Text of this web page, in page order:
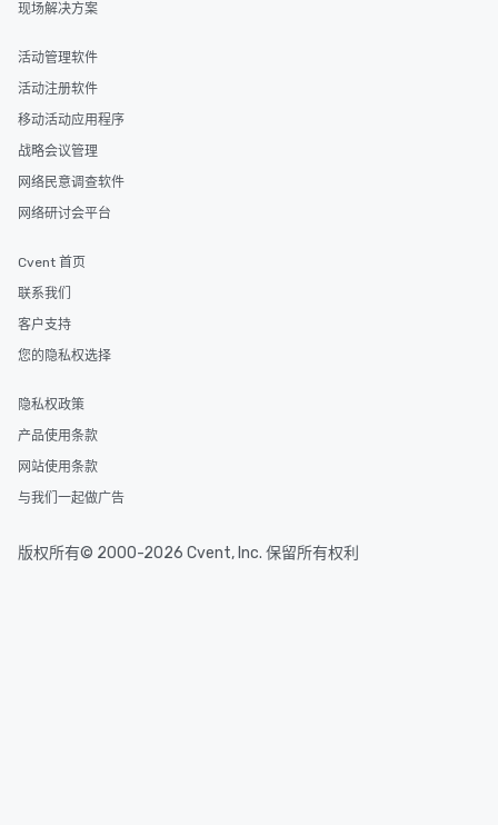
现场解决方案
活动管理软件
活动注册软件
移动活动应用程序
战略会议管理
网络民意调查软件
网络研讨会平台
Cvent 首页
联系我们
客户支持
您的隐私权选择
隐私权政策
产品使用条款
网站使用条款
与我们一起做广告
版权所有© 2000-2026 Cvent, Inc. 保留所有权利